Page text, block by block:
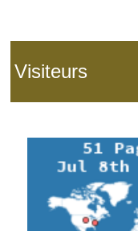
Visiteurs